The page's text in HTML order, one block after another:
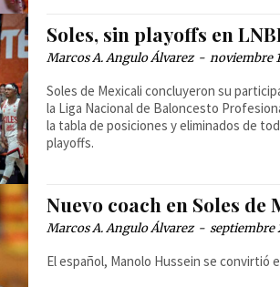
Soles, sin playoffs en
Marcos A. Angulo Álvarez - noviembre
Soles de Mexicali concluyeron su
la Liga Nacional de Baloncesto
la tabla de posiciones y eliminados de
playoffs.
Nuevo coach en Soles de
Marcos A. Angulo Álvarez - septiembre
El español, Manolo Hussein se convirtió